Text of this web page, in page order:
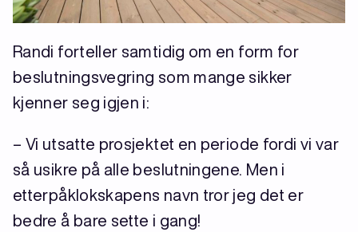
Randi forteller samtidig om en form for
beslutningsvegring som mange sikker
kjenner seg igjen i:
– Vi utsatte prosjektet en periode fordi vi var
så usikre på alle beslutningene. Men i
etterpåklokskapens navn tror jeg det er
bedre å bare sette i gang!